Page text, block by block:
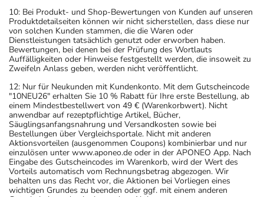
10: Bei Produkt- und Shop-Bewertungen von Kunden auf unseren
Produktdetailseiten können wir nicht sicherstellen, dass diese nur
von solchen Kunden stammen, die die Waren oder
Dienstleistungen tatsächlich genutzt oder erworben haben.
Bewertungen, bei denen bei der Prüfung des Wortlauts
Auffälligkeiten oder Hinweise festgestellt werden, die insoweit zu
Zweifeln Anlass geben, werden nicht veröffentlicht.
12: Nur für Neukunden mit Kundenkonto. Mit dem Gutscheincode
"10NEU26" erhalten Sie 10 % Rabatt für Ihre erste Bestellung, ab
einem Mindestbestellwert von 49 € (Warenkorbwert). Nicht
anwendbar auf rezeptpflichtige Artikel, Bücher,
Säuglingsanfangsnahrung und Versandkosten sowie bei
Bestellungen über Vergleichsportale. Nicht mit anderen
Aktionsvorteilen (ausgenommen Coupons) kombinierbar und nur
einzulösen unter www.aponeo.de oder in der APONEO App. Nach
Eingabe des Gutscheincodes im Warenkorb, wird der Wert des
Vorteils automatisch vom Rechnungsbetrag abgezogen. Wir
behalten uns das Recht vor, die Aktionen bei Vorliegen eines
wichtigen Grundes zu beenden oder ggf. mit einem anderen